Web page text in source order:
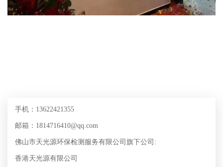
手机：13622421355
邮箱：1814716410@qq.com
佛山市天光源环保检测服务有限公司旗下公司:
香港天光源有限公司